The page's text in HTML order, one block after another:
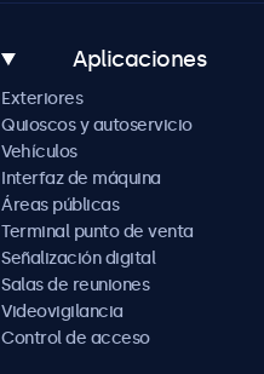
Aplicaciones
Exteriores
Quioscos y autoservicio
Vehículos
Interfaz de máquina
Áreas públicas
Terminal punto de venta
Señalización digital
Salas de reuniones
Videovigilancia
Control de acceso